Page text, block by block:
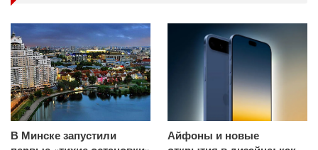
В Минске запустили
Айфоны и новые